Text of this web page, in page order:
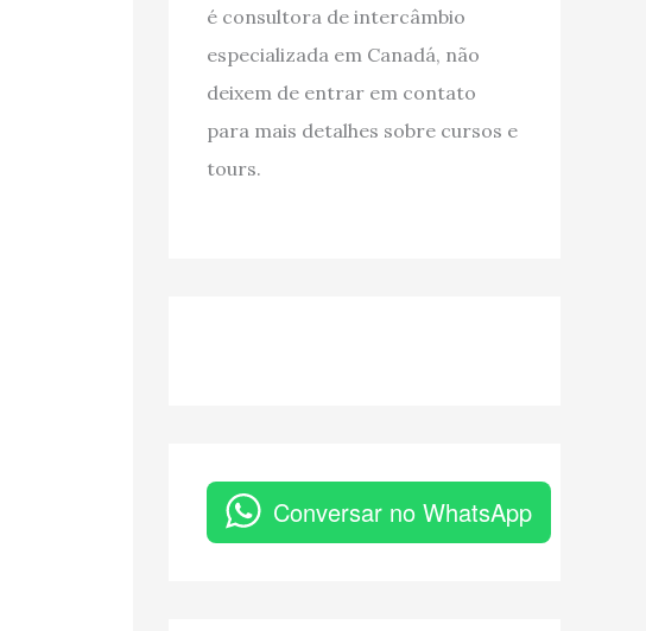
é consultora de intercâmbio
especializada em Canadá, não
deixem de entrar em contato
para mais detalhes sobre cursos e
tours.
Conversar no WhatsApp